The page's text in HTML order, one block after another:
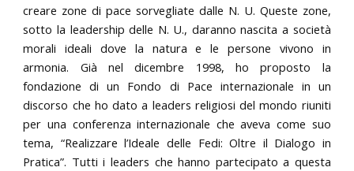
creare zone di pace sorvegliate dalle N. U. Queste zone,
sotto la leadership delle N. U., daranno nascita a società
morali ideali dove la natura e le persone vivono in
armonia. Già nel dicembre 1998, ho proposto la
fondazione di un Fondo di Pace internazionale in un
discorso che ho dato a leaders religiosi del mondo riuniti
per una conferenza internazionale che aveva come suo
tema, “Realizzare l’Ideale delle Fedi: Oltre il Dialogo in
Pratica”. Tutti i leaders che hanno partecipato a questa